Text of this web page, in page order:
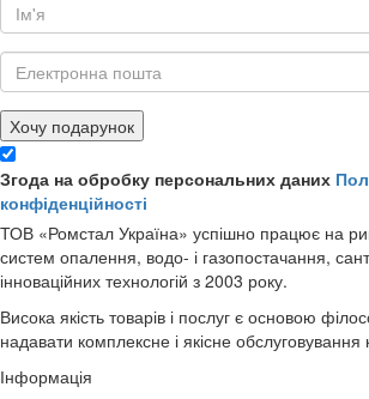
Хочу подарунок
Згода на обробку персональних даних
конфіденційності
ТОВ «Ромстал Україна» успішно працює на
систем опалення, водо- і газопостачання,
інноваційних технологій з 2003 року.
Висока якість товарів і послуг є основою
надавати комплексне і якісне обслуговування
Інформація